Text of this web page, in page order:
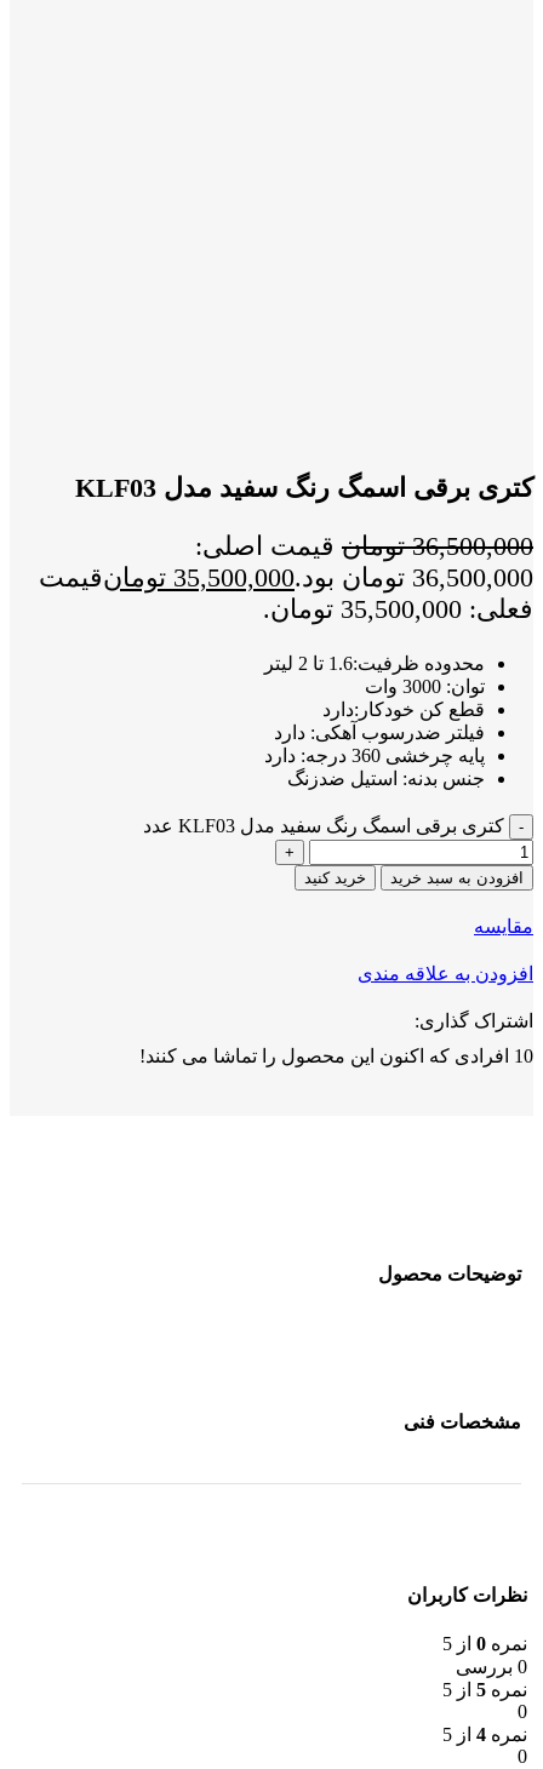
کتری برقی اسمگ رنگ سفید مدل KLF03
36,500,000 تومان قیمت اصلی:
36,500,000 تومان بود.
35,500,000 تومانقیمت
فعلی: 35,500,000 تومان.
محدوده ظرفیت:1.6 تا 2 لیتر
توان: 3000 وات
قطع کن خودکار:دارد
فیلتر ضدرسوب آهکی: دارد
پایه چرخشی 360 درجه: دارد
جنس بدنه: استیل ضدزنگ
کتری برقی اسمگ رنگ سفید مدل KLF03 عدد
افزودن به سبد خرید خرید کنید
مقايسه
افزودن به علاقه مندی
اشتراک گذاری:
10 افرادی که اکنون این محصول را تماشا می کنند!
توضیحات محصول
مشخصات فنی
نظرات کاربران
نمره 0 از 5
0 بررسی
نمره 5 از 5
0
نمره 4 از 5
0